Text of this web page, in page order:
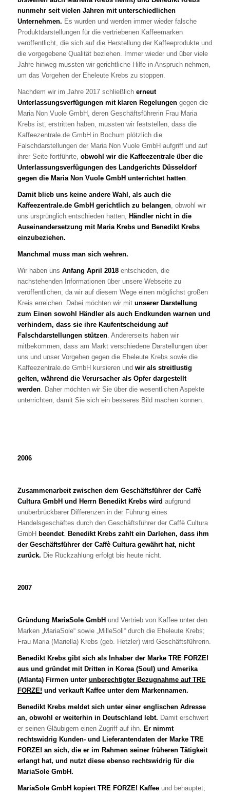
nunmehr seit vielen Jahren mit unterschiedlichen
Unternehmen. Es wurden und werden immer wieder falsche
Produktdarstellungen für die vertriebenen Kaffeemarken
veröffentlicht, die sich auf die Herstellung der Kaffeeprodukte und
die vorgegebene Qualität beziehen. Immer wieder und über viele
Jahre hinweg mussten wir gerichtliche Hilfe in Anspruch nehmen,
um das Vorgehen der Eheleute Krebs zu stoppen.
Nachdem wir im Jahre 2017 schließlich erneut
Unterlassungsverfügungen mit klaren Regelungengegen die
Maria Non Vuole GmbH, deren Geschäftsführerin Frau Maria
Krebs ist, erstritten haben, mussten wir feststellen, dass die
Kaffeezentrale.de GmbH in Bochum plötzlich die
Falschdarstellungen der Maria Non Vuole GmbH aufgriff und auf
ihrer Seite fortführte, obwohl wir die Kaffeezentrale über die
Unterlassungsverfügungen des Landgerichts Düsseldorf
gegen die Maria Non Vuole GmbH unterrichtet hatten.
Damit blieb uns keine andere Wahl, als auch die
Kaffeezentrale.de GmbH gerichtlich zu belangen, obwohl wir
uns ursprünglich entschieden hatten,
Händler nicht in die
Auseinandersetzung mit Maria Krebs und Benedikt Krebs
einzubeziehen.
Manchmal muss man sich wehren.
Wir haben uns Anfang April 2018entschieden, die
nachstehenden Informationen über unsere Webseite zu
veröffentlichen, da wir auf diesem Wege einen möglichst großen
Kreis erreichen. Dabei möchten wir mitunserer Darstellung
zum Einen sowohl Händler als auch Endkunden warnen und
verhindern, dass sie ihre Kaufentscheidung auf
Falschdarstellungen stützen. Andererseits haben wir
mitbekommen, dass am Markt verschiedene Darstellungen über
uns und unser Vorgehen gegen die Eheleute Krebs sowie die
Kaffeezentrale.de GmbH kursieren und wir als streitlustig
gelten, während die Verursacher als Opfer dargestellt
werden. Daher möchten wir Sie über die wesentlichen Aspekte
unterrichten, damit Sie sich ein besseres Bild machen können.
2006
Zusammenarbeit zwischen dem Geschäftsführer der Caffè
Cultura GmbH und Herrn Benedikt Krebs wird aufgrund
unüberbrückbarer Differenzen in der Führung eines
Handelsgeschäftes durch den Geschäftsführer der Caffè Cultura
GmbH beendet. Benedikt Krebs zahlt ein Darlehen, dass ihm
der Geschäftsführer der Caffè Cultura gewährt hat, nicht
zurück. Die Rückzahlung erfolgt bis heute nicht.
2007
Gründung MariaSole GmbH und Vertrieb von Kaffee unter den
Marken „MariaSole“ sowie „MilleSoli“ durch die Eheleute Krebs;
Frau Maria (Mariella) Krebs (geb. Hetzler) wird Geschäftsführerin.
Benedikt Krebs gibt sich als Inhaber der Marke TRE FORZE!
aus und gründet mit Dritten in Korea (Soul) und Amerika
(Atlanta) Firmen unter unberechtigter Bezugnahme auf TRE
FORZE! und verkauft Kaffee unter dem Markennamen.
Benedikt Krebs meldet sich unter einer englischen Adresse
an, obwohl er weiterhin in Deutschland lebt. Damit erschwert
er seinen Gläubigern einen Zugriff auf ihn. Er nimmt
rechtswidrig Kunden- und Lieferantendaten der Marke TRE
FORZE! an sich, die er im Rahmen seiner früheren Tätigkeit
erlangt hat, und nutzt diese ebenso rechtswidrig für die
MariaSole GmbH.
MariaSole GmbH kopiert TRE FORZE! Kaffeeund behauptet,